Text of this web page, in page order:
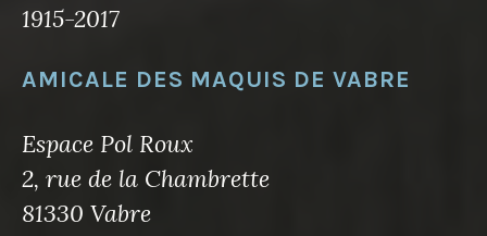
1915-2017
AMICALE DES MAQUIS DE VABRE
Espace Pol Roux
2, rue de la Chambrette
81330 Vabre